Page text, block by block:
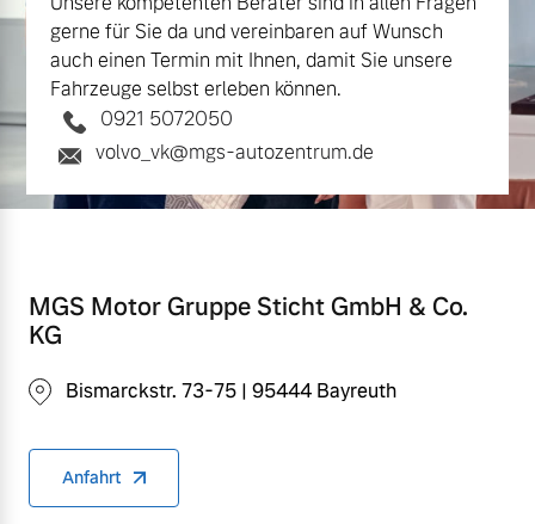
gerne für Sie da und vereinbaren auf Wunsch
auch einen Termin mit Ihnen, damit Sie unsere
Fahrzeuge selbst erleben können.
0921 5072050
volvo_vk@mgs-autozentrum.de
MGS Motor Gruppe Sticht GmbH & Co.
KG
Bismarckstr. 73-75 | 95444 Bayreuth
Anfahrt